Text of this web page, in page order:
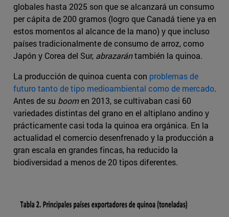
globales hasta 2025 son que se alcanzará un consumo
per cápita de 200 gramos (logro que Canadá tiene ya en
estos momentos al alcance de la mano) y que incluso
países tradicionalmente de consumo de arroz, como
Japón y Corea del Sur, abrazarántambién la quinoa.
La producción de quinoa cuenta con problemas de
futuro tanto de tipo medioambiental como de mercado.
Antes de su boomen 2013, se cultivaban casi 60
variedades distintas del grano en el altiplano andino y
prácticamente casi toda la quinoa era orgánica. En la
actualidad el comercio desenfrenado y la producción a
gran escala en grandes fincas, ha reducido la
biodiversidad a menos de 20 tipos diferentes.